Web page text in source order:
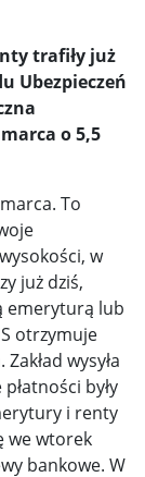
trafiły już
Ubezpieczeń
o 5,5
To
w
już dziś,
emeryturą lub
otrzymuje
wysyła
były
i renty
we wtorek
bankowe. W